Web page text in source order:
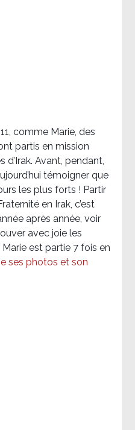
comme Marie, des
partis en mission
Avant, pendant,
témoigner que
les plus forts ! Partir
en Irak, c’est
après année, voir
avec joie les
est partie 7 fois en
ses photos et son